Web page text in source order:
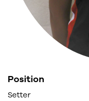
Position
Setter